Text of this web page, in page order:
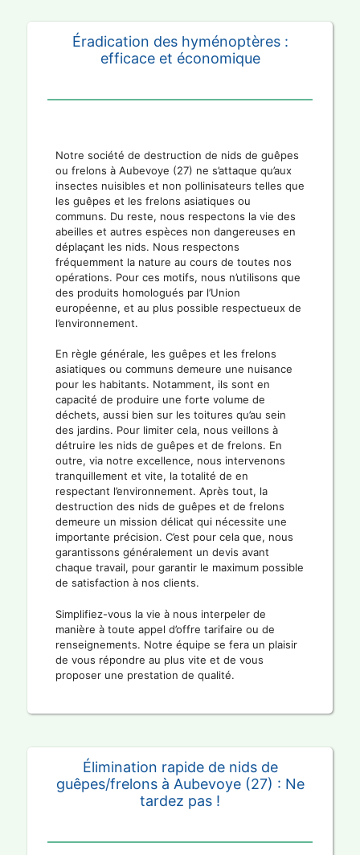
Éradication des hyménoptères :
efficace et économique
Notre société de destruction de nids de guêpes
ou frelons à Aubevoye (27) ne s’attaque qu’aux
insectes nuisibles et non pollinisateurs telles que
les guêpes et les frelons asiatiques ou
communs. Du reste, nous respectons la vie des
abeilles et autres espèces non dangereuses en
déplaçant les nids. Nous respectons
fréquemment la nature au cours de toutes nos
opérations. Pour ces motifs, nous n’utilisons que
des produits homologués par l’Union
européenne, et au plus possible respectueux de
l’environnement.
En règle générale, les guêpes et les frelons
asiatiques ou communs demeure une nuisance
pour les habitants. Notamment, ils sont en
capacité de produire une forte volume de
déchets, aussi bien sur les toitures qu’au sein
des jardins. Pour limiter cela, nous veillons à
détruire les nids de guêpes et de frelons. En
outre, via notre excellence, nous intervenons
tranquillement et vite, la totalité de en
respectant l’environnement. Après tout, la
destruction des nids de guêpes et de frelons
demeure un mission délicat qui nécessite une
importante précision. C’est pour cela que, nous
garantissons généralement un devis avant
chaque travail, pour garantir le maximum possible
de satisfaction à nos clients.
Simplifiez-vous la vie à nous interpeler de
manière à toute appel d’offre tarifaire ou de
renseignements. Notre équipe se fera un plaisir
de vous répondre au plus vite et de vous
proposer une prestation de qualité.
Élimination rapide de nids de
guêpes/frelons à Aubevoye (27) : Ne
tardez pas !